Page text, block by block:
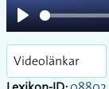
Play
Videolänkar